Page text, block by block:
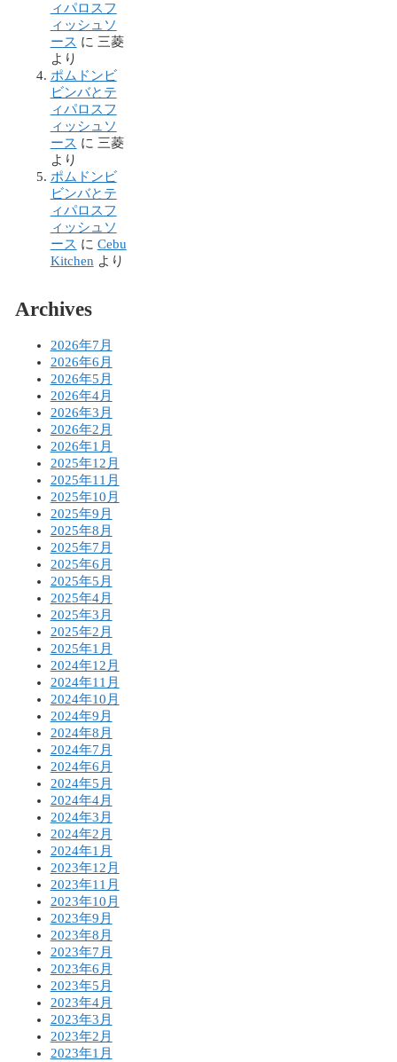
ィパロスフ
ィッシュソ
ース に 三菱
より
ポムドンビ
ビンバとテ
ィパロスフ
ィッシュソ
ース に 三菱
より
ポムドンビ
ビンバとテ
ィパロスフ
ィッシュソ
ース に Cebu
Kitchen より
Archives
2026年7月
2026年6月
2026年5月
2026年4月
2026年3月
2026年2月
2026年1月
2025年12月
2025年11月
2025年10月
2025年9月
2025年8月
2025年7月
2025年6月
2025年5月
2025年4月
2025年3月
2025年2月
2025年1月
2024年12月
2024年11月
2024年10月
2024年9月
2024年8月
2024年7月
2024年6月
2024年5月
2024年4月
2024年3月
2024年2月
2024年1月
2023年12月
2023年11月
2023年10月
2023年9月
2023年8月
2023年7月
2023年6月
2023年5月
2023年4月
2023年3月
2023年2月
2023年1月